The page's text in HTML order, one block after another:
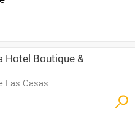
Hotel Boutique &
Las Casas